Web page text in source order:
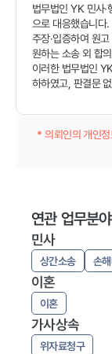
법무법인 YK 민사
으로 대응했습니다
주장·입증하여 원
원하는 소송 외 합
이러한 법무법인
하하였고, 판결문
* 의뢰인의 개인
연관 업무분야
민사
상간소송 손
이혼
이혼
가사상속
위자료청구